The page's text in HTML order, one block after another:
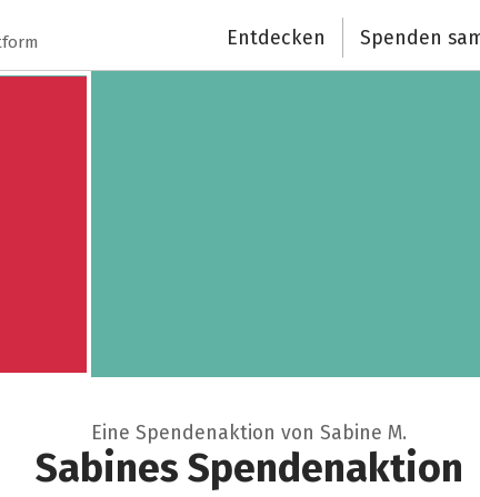
Entdecken Spenden
Eine Spendenaktion von Sabine M.
Sabines Spendenaktion
Schließen